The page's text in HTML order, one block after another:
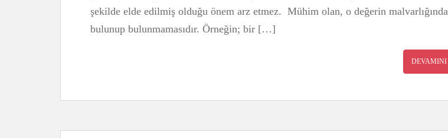
şekilde elde edilmiş olduğu önem arz etmez. Mühim olan, o değerin malvarlığında
bulunup bulunmamasıdır. Örneğin; bir […]